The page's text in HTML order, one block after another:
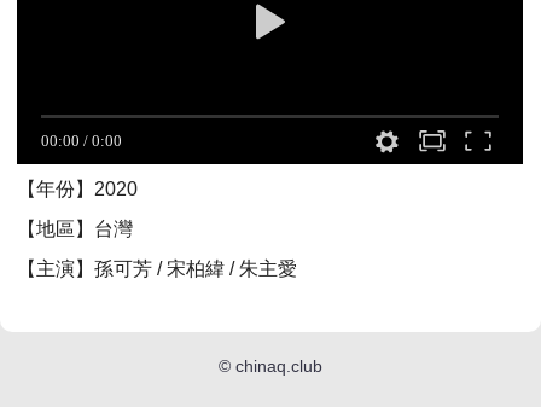
【年份】2020
【地區】台灣
【主演】孫可芳 / 宋柏緯 / 朱主愛
© chinaq.club